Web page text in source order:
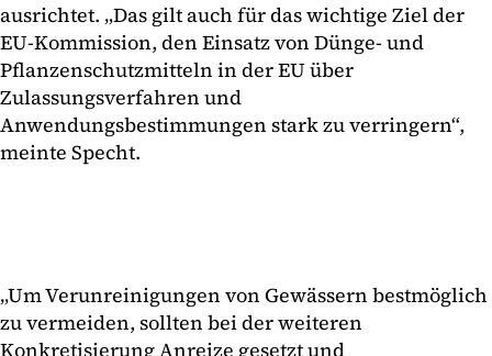
ausrichtet. „Das gilt auch für das wichtige Ziel der
EU-Kommission, den Einsatz von Dünge- und
Pflanzenschutzmitteln in der EU über
Zulassungsverfahren und
Anwendungsbestimmungen stark zu verringern“,
meinte Specht.
„Um Verunreinigungen von Gewässern bestmöglich
zu vermeiden, sollten bei der weiteren
Konkretisierung Anreize gesetzt und